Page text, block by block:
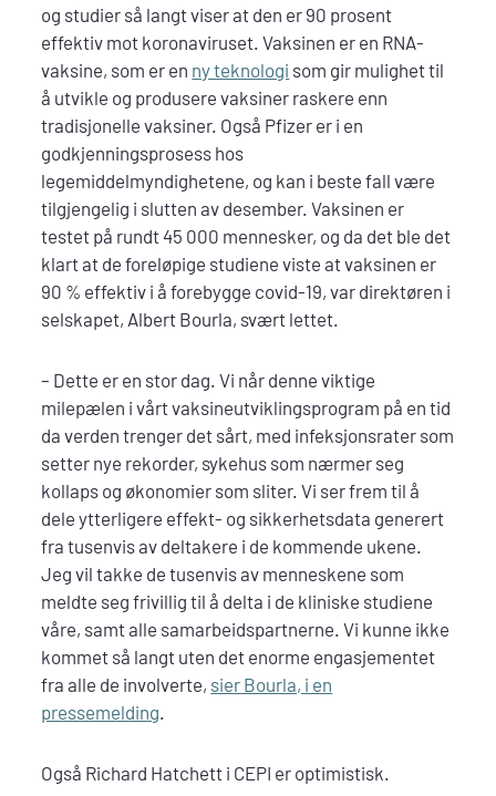
og studier så langt viser at den er 90 prosent
effektiv mot koronaviruset. Vaksinen er en RNA-
vaksine, som er en ny teknologi som gir mulighet til
å utvikle og produsere vaksiner raskere enn
tradisjonelle vaksiner. Også Pfizer er i en
godkjenningsprosess hos
legemiddelmyndighetene, og kan i beste fall være
tilgjengelig i slutten av desember. Vaksinen er
testet på rundt 45 000 mennesker, og da det ble det
klart at de foreløpige studiene viste at vaksinen er
90 % effektiv i å forebygge covid-19, var direktøren i
selskapet, Albert Bourla, svært lettet.
– Dette er en stor dag. Vi når denne viktige
milepælen i vårt vaksineutviklingsprogram på en tid
da verden trenger det sårt, med infeksjonsrater som
setter nye rekorder, sykehus som nærmer seg
kollaps og økonomier som sliter. Vi ser frem til å
dele ytterligere effekt- og sikkerhetsdata generert
fra tusenvis av deltakere i de kommende ukene.
Jeg vil takke de tusenvis av menneskene som
meldte seg frivillig til å delta i de kliniske studiene
våre, samt alle samarbeidspartnerne. Vi kunne ikke
kommet så langt uten det enorme engasjementet
fra alle de involverte, sier Bourla, i en
pressemelding.
Også Richard Hatchett i CEPI er optimistisk.